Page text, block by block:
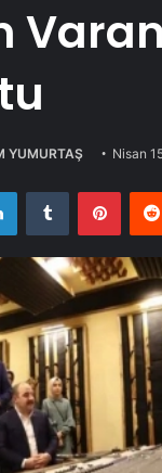
YUMURTAŞ Nisan
LinkedInTumblr